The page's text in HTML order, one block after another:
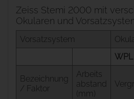
Zeiss Stemi 2000 mit
Okularen und
Vorsatzsystem
Bezeichnung
/ Faktor
Arbeits
abstand
(mm)